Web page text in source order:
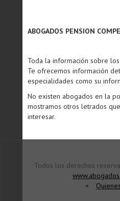
ABOGADOS PENSION
Toda la información sobre
Te ofrecemos información
especialidades como su
No existen abogados en la
mostramos otros letrados
interesar.
Todos los derechos